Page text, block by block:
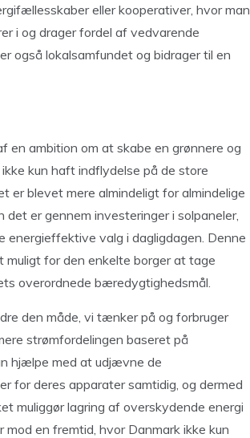
eller kooperativer, hvor man
i og drager fordel af vedvarende
også lokalsamfundet og bidrager til en
ambition om at skabe en grønnere og
kun haft indflydelse på de store
er blevet mere almindeligt for almindelige
er gennem investeringer i solpaneler,
valg i dagligdagen. Denne
for den enkelte borger at tage
overordnede bæredygtighedsmål.
den måde, vi tænker på og forbruger
strømfordelingen baseret på
hjælpe med at udjævne de
for deres apparater samtidig, og dermed
muliggør lagring af overskydende energi
en fremtid, hvor Danmark ikke kun